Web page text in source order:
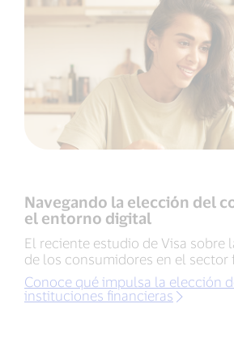
Navegando la elección del
el entorno digital
El reciente estudio de Visa sobre
de los consumidores en el sector
Conoce qué impulsa la elección
instituciones financieras